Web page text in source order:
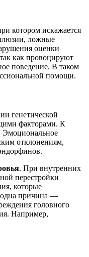
котором искажается
ложные
оценки
как провоцируют
поведение. В таком
помощи.
генетической
факторами. К
Эмоциональное
отклонениям,
. При внутренних
перестройки
которые
одна причина —
головного
Например,